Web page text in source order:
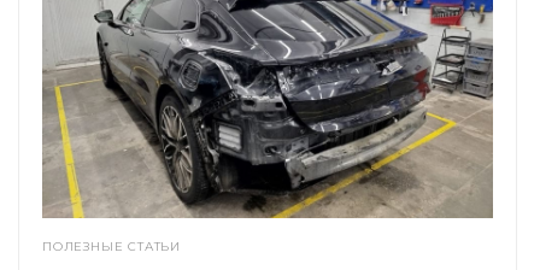
ПОЛЕЗНЫЕ СТАТЬИ